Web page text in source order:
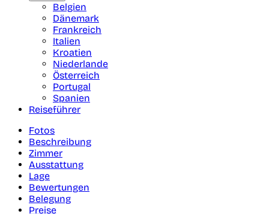
Belgien
Dänemark
Frankreich
Italien
Kroatien
Niederlande
Österreich
Portugal
Spanien
Reiseführer
Fotos
Beschreibung
Zimmer
Ausstattung
Lage
Bewertungen
Belegung
Preise